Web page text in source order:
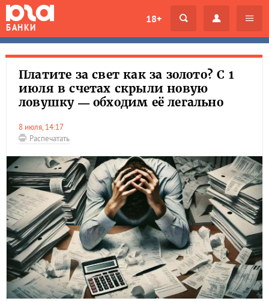
БАНКИ
18+
Платите за свет как за золото? С 1
июля в счетах скрыли новую
ловушку — обходим её легально
8 июля, 14:17
Распечатать